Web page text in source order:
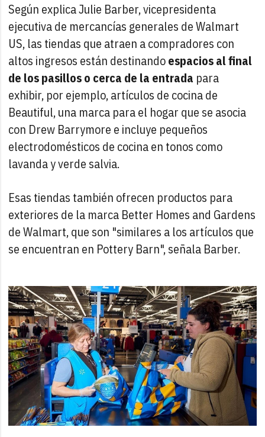
Según explica Julie Barber, vicepresidenta
ejecutiva de mercancías generales de Walmart
US, las tiendas que atraen a compradores con
altos ingresos están destinandoespacios al final
de los pasillos o cerca de la entrada para
exhibir, por ejemplo, artículos de cocina de
Beautiful, una marca para el hogar que se asocia
con Drew Barrymore e incluye pequeños
electrodomésticos de cocina en tonos como
lavanda y verde salvia.
Esas tiendas también ofrecen productos para
exteriores de la marca Better Homes and Gardens
de Walmart, que son "similares a los artículos que
se encuentran en Pottery Barn", señala Barber.